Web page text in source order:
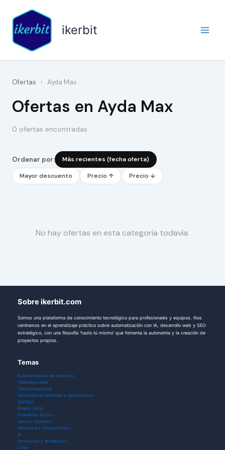
contenido
ikerbit
Ofertas › Ayda Max
Ofertas en Ayda Max
0 ofertas encontradas
Ordenar por: Más recientes (fecha oferta)
Mayor descuento Precio ↑ Precio ↓
No hay ofertas en esta categoría todavía.
Sobre ikerbit.com
Somos una plataforma de conocimiento tecnológico para profesionales y equipos. Nos
centramos en el aprendizaje práctico sobre automatización con IA, desarrollo web y SEO
estratégico, con una filosofía 'hazlo tú mismo' que fomenta la autonomía y la creación de
proyectos propios.
Temas
Automatización de procesos
Ciberseguridad
Cloud computing
Desarrollo de Software y Aplicaciones
DevOps
Diseño UX/UI
Formación técnica
Guías y Consejos
Hardware y Componentes
IA
Innovación y Tendencias
Linux